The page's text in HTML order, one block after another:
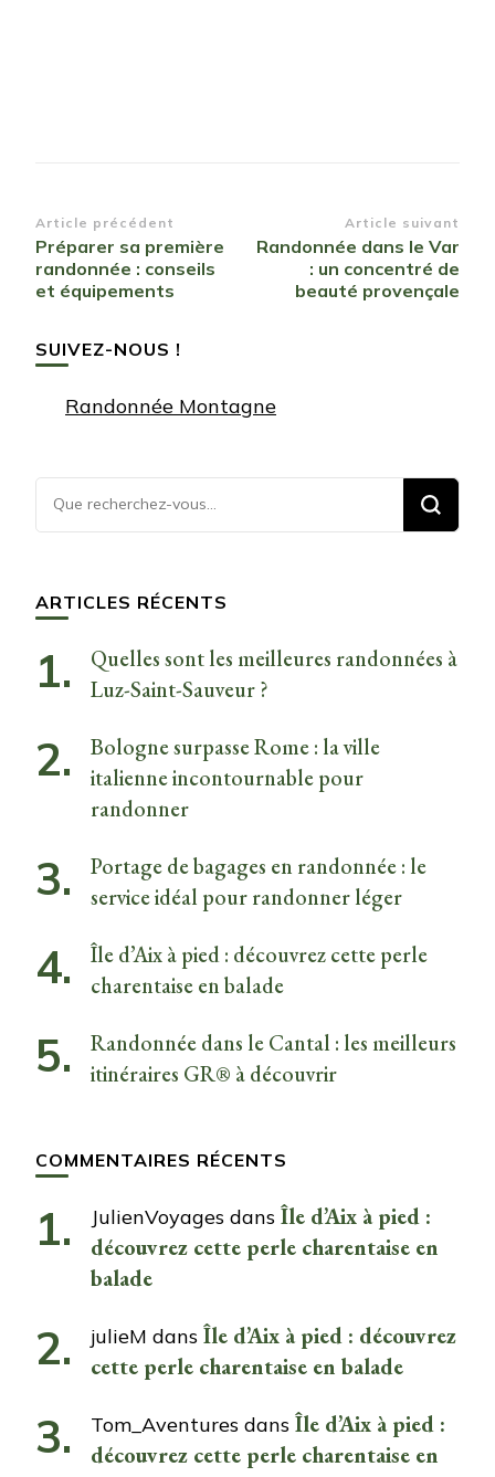
Navigation
d’article
Article précédent
Préparer sa première
randonnée : conseils
et équipements
Article suivant
Randonnée dans le Var
: un concentré de
beauté provençale
SUIVEZ-NOUS !
Randonnée Montagne
Vous
recherchiez
ARTICLES RÉCENTS
Quelles sont les meilleures randonnées à
Luz-Saint-Sauveur ?
Bologne surpasse Rome : la ville
italienne incontournable pour
randonner
Portage de bagages en randonnée : le
service idéal pour randonner léger
Île d’Aix à pied : découvrez cette perle
charentaise en balade
Randonnée dans le Cantal : les meilleurs
itinéraires GR® à découvrir
COMMENTAIRES RÉCENTS
JulienVoyages dans Île d’Aix à pied :
découvrez cette perle charentaise en
balade
julieM dans Île d’Aix à pied : découvrez
cette perle charentaise en balade
Tom_Aventures dans Île d’Aix à pied :
découvrez cette perle charentaise en